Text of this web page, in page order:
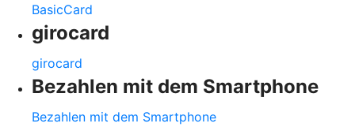
BasicCard
girocard
girocard
Bezahlen mit dem Smartphone
Bezahlen mit dem Smartphone